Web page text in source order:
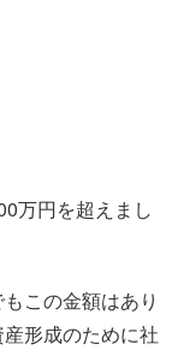
万円を超えまし
この金額はあり
形成のために社